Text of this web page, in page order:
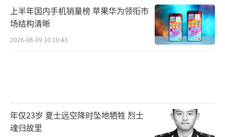
上半年国内手机销量榜 苹果华为领衔市
场结构清晰
2026-08-09 10:10:43
年仅23岁 夏士远空降时坠地牺牲 烈士
魂归故里